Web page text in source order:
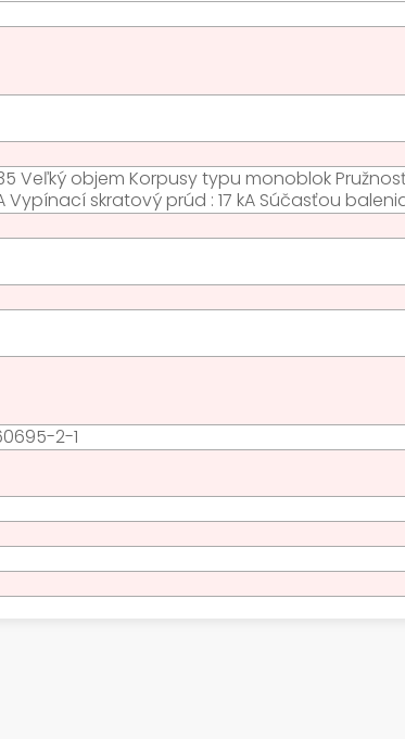
Veľký objem Korpusy typu monoblok
Vypínací skratový prúd : 17 kA Súčasťou
2-1